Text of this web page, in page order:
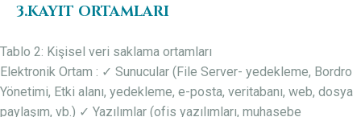
3.KAYIT ORTAMLARI
Tablo 2: Kişisel veri saklama ortamları
Elektronik Ortam : ✓ Sunucular (File Server- yedekleme, Bordro
Yönetimi, Etki alanı, yedekleme, e-posta, veritabanı, web, dosya
paylaşım, vb.) ✓ Yazılımlar (ofis yazılımları, muhasebe